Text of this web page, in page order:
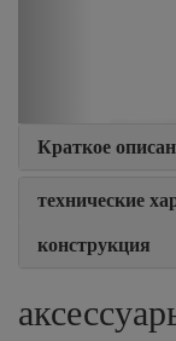
Краткое
технические
конструкция